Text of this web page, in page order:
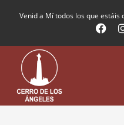
Venid a Mí todos los que estáis